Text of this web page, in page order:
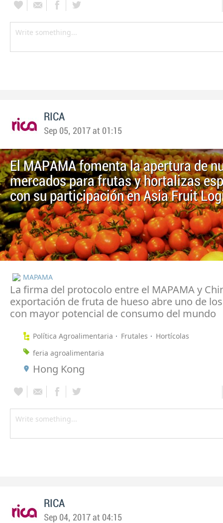
RICA
Sep 05, 2017 at 01:15
El MAPAMA fomenta la apertura de
mercados para frutas y hortalizas
con su participación en Asia Fruit
MAPAMA
La firma del protocolo entre el MAPAMA y
exportación de fruta de hueso abre uno de
con mayor potencial de consumo del mundo
Política Agroalimentaria Frutales
Hortícolas
feria agroalimentaria
Hong Kong
RICA
Sep 04, 2017 at 04:15